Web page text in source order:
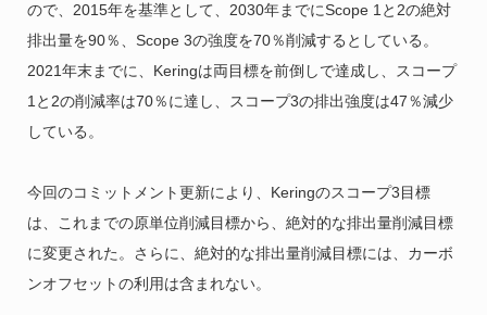
ので、2015年を基準として、2030年までにScope 1と2の絶対
排出量を90％、Scope 3の強度を70％削減するとしている。
2021年末までに、Keringは両目標を前倒しで達成し、スコープ
1と2の削減率は70％に達し、スコープ3の排出強度は47％減少
している。
今回のコミットメント更新により、Keringのスコープ3目標
は、これまでの原単位削減目標から、絶対的な排出量削減目標
に変更された。さらに、絶対的な排出量削減目標には、カーボ
ンオフセットの利用は含まれない。